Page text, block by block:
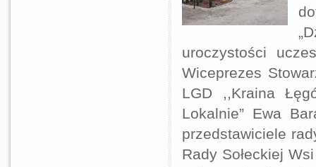
uroczystości
Wiceprezes
LGD ,,Kraina
Lokalnie” Ewa
przedstawiciele
Rady Sołeckiej